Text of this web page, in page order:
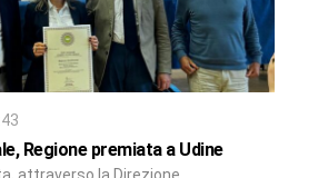
Regione premiata a Udine